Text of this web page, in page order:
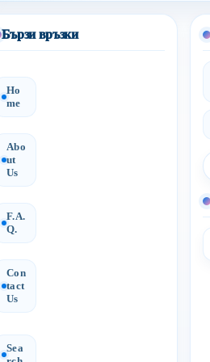
Бързи връзки
Ho
me
Abo
ut
Us
F.A.
Q.
Con
tact
Us
Sea